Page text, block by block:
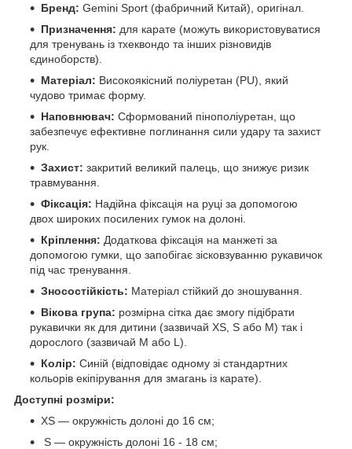
Бренд: Gemini Sport (фабричний Китай), оригінал.
Призначення: для карате (можуть використовуватися
для тренувань із тхеквондо та інших різновидів
єдиноборств).
Матеріал: Високоякісний поліуретан (PU), який
чудово тримає форму.
Наповнювач: Сформований пінополіуретан, що
забезпечує ефективне поглинання сили удару та захист
рук.
Захист: закритий великий палець, що знижує ризик
травмування.
Фіксація: Надійна фіксація на руці за допомогою
двох широких посилених гумок на долоні.
Кріплення: Додаткова фіксація на манжеті за
допомогою гумки, що запобігає зісковзуванню рукавичок
під час тренування.
Зносостійкість: Матеріал стійкий до зношування.
Вікова група: розмірна сітка дає змогу підібрати
рукавички як для дитини (зазвичай XS, S або М) так і
дорослого (зазвичай M або L).
Колір: Синій (відповідає одному зі стандартних
кольорів екіпірування для змагань із карате).
Доступні розміри:
XS — окружність долоні до 16 см;
S — окружність долоні 16 - 18 см;